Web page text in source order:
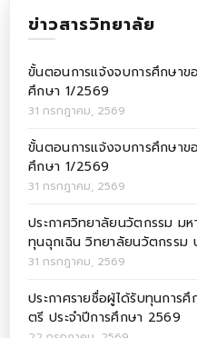
ข่าวสารวิทยาลัย
ขั้นตอนการแจ้งจบการศึกษา
ศึกษา 1/2569
31 กรกฎาคม, 2569
ขั้นตอนการแจ้งจบการศึกษา
ศึกษา 1/2569
31 กรกฎาคม, 2569
ประกาศวิทยาลัยนวัตกรรม ม
ทุนฉุกเฉิน วิทยาลัยนวัตกรรม
31 กรกฎาคม, 2569
ประกาศรายชื่อผู้ได้รับทุนการ
ตรี ประจำปีการศึกษา 2569